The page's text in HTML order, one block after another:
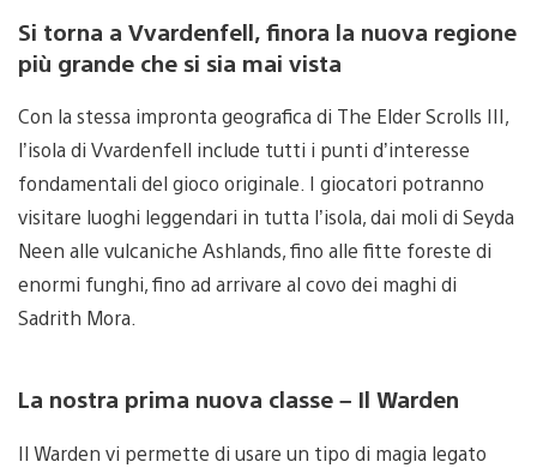
Si torna a Vvardenfell, finora la nuova regione
più grande che si sia mai vista
Con la stessa impronta geografica di The Elder Scrolls III,
l’isola di Vvardenfell include tutti i punti d’interesse
fondamentali del gioco originale. I giocatori potranno
visitare luoghi leggendari in tutta l’isola, dai moli di Seyda
Neen alle vulcaniche Ashlands, fino alle fitte foreste di
enormi funghi, fino ad arrivare al covo dei maghi di
Sadrith Mora.
La nostra prima nuova classe – Il Warden
Il Warden vi permette di usare un tipo di magia legato